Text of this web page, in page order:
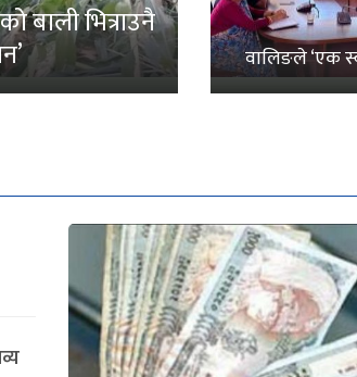
बाली भित्राउनै
वालिङले ‘एक